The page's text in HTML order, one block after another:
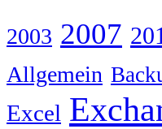
2003 2007
Allgemein
Excel